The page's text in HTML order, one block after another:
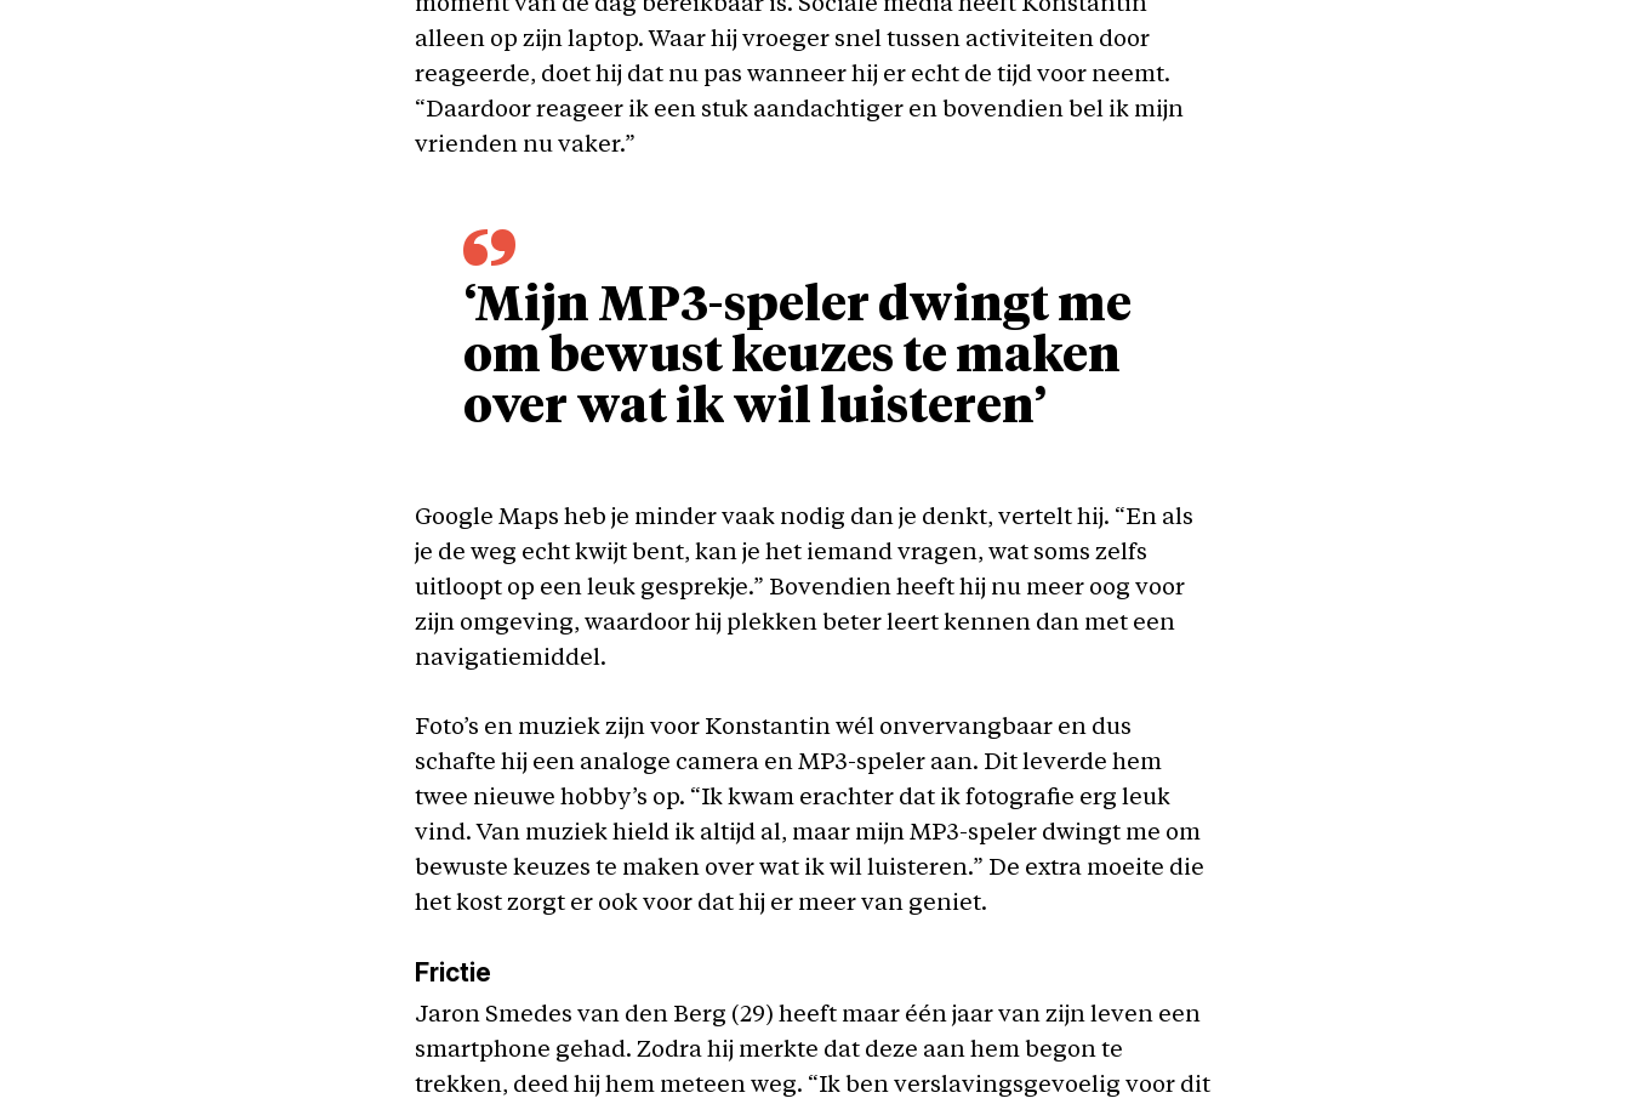
moment van de dag bereikbaar is. Sociale media heeft Konstantin
alleen op zijn laptop. Waar hij vroeger snel tussen activiteiten door
reageerde, doet hij dat nu pas wanneer hij er echt de tijd voor neemt.
“Daardoor reageer ik een stuk aandachtiger en bovendien bel ik mijn
vrienden nu vaker.”
‘Mijn MP3-speler dwingt me
om bewust keuzes te maken
over wat ik wil luisteren’
Google Maps heb je minder vaak nodig dan je denkt, vertelt hij. “En als
je de weg echt kwijt bent, kan je het iemand vragen, wat soms zelfs
uitloopt op een leuk gesprekje.” Bovendien heeft hij nu meer oog voor
zijn omgeving, waardoor hij plekken beter leert kennen dan met een
navigatiemiddel.
Foto’s en muziek zijn voor Konstantin wél onvervangbaar en dus
schafte hij een analoge camera en MP3-speler aan. Dit leverde hem
twee nieuwe hobby’s op. “Ik kwam erachter dat ik fotografie erg leuk
vind. Van muziek hield ik altijd al, maar mijn MP3-speler dwingt me om
bewuste keuzes te maken over wat ik wil luisteren.” De extra moeite die
het kost zorgt er ook voor dat hij er meer van geniet.
Frictie
Jaron Smedes van den Berg (29) heeft maar één jaar van zijn leven een
smartphone gehad. Zodra hij merkte dat deze aan hem begon te
trekken, deed hij hem meteen weg. “Ik ben verslavingsgevoelig voor dit